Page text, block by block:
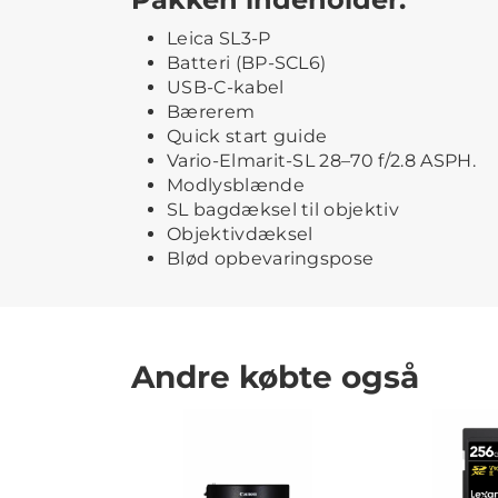
Leica SL3-P
Batteri (BP-SCL6)
USB-C-kabel
Bærerem
Quick start guide
Vario-Elmarit-SL 28–70 f/2.8 ASPH.
Modlysblænde
SL bagdæksel til objektiv
Objektivdæksel
Blød opbevaringspose
Andre købte også